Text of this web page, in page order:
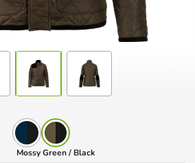
Mossy Green / Black